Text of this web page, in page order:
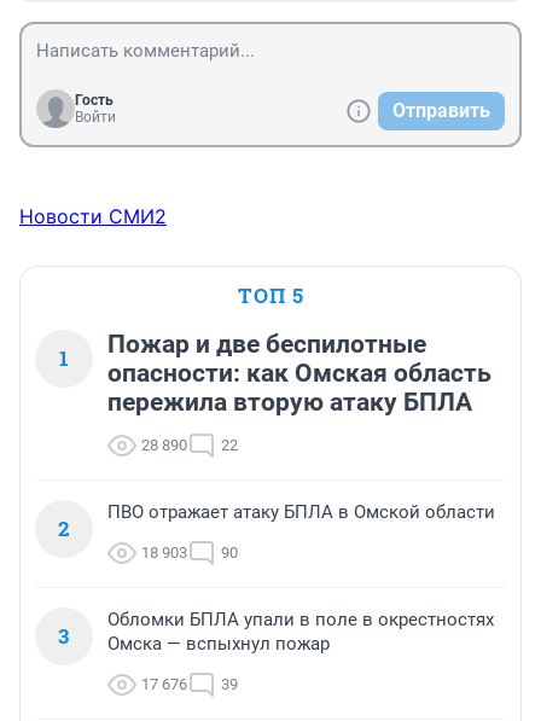
Гость
Войти
Отправить
Новости СМИ2
ТОП 5
1
Пожар и две беспилотные
опасности: как Омская область
пережила вторую атаку БПЛА
28 890 22
2
ПВО отражает атаку БПЛА в Омской области
18 903 90
3
Обломки БПЛА упали в поле в окрестностях
Омска — вспыхнул пожар
17 676 39